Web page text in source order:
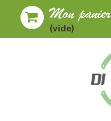
Mon panier
(vide)